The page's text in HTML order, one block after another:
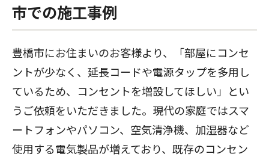
市での施工事例
豊橋市にお住まいのお客様より、「部屋にコンセ
ントが少なく、延長コードや電源タップを多用し
ているため、コンセントを増設してほしい」とい
うご依頼をいただきました。現代の家庭ではスマ
ートフォンやパソコン、空気清浄機、加湿器など
使用する電気製品が増えており、既存のコンセン